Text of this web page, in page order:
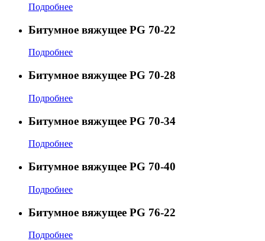
Подробнее
Битумное вяжущее PG 70-22
Подробнее
Битумное вяжущее PG 70-28
Подробнее
Битумное вяжущее PG 70-34
Подробнее
Битумное вяжущее PG 70-40
Подробнее
Битумное вяжущее PG 76-22
Подробнее